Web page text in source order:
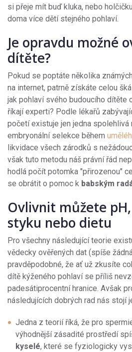
si přeje mít buď kluka, nebo
doma více dětí stejného pohlaví.
Je opravdu možné
dítěte?
Pokud se poptáte několika
na internet, patrně získáte celou
jak pohlaví svého budoucího dítěte
říkají experti? Podle lékařů
početí existuje jen jedna spolehlivá
embryonální selekce během
likvidace všech zárodků s
však tuto metodu náš právní řád
hodlá počít potomka "přirozenou"
se obrátit o pomoc k babským
Ovlivnit můžete
styku nebo dietu
Pro všechny následující teorie
vědecky ověřených dat (spíše
pravděpodobné, že ať už zkusíte
dítě kýženého pohlaví se příliš
padesátiprocentní hranice. Avšak
následujících dobrých rad nás stojí
Jedna z teorií říká, že pro
výhodnější zásadité prostředí
kyselé, které se fyziologicky